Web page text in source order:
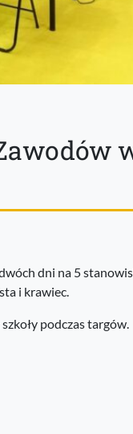
dni na 5
i krawiec.
podczas targów.